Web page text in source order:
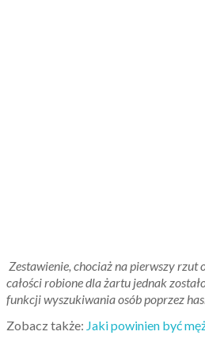
Zestawienie, chociaż na pierwszy rzut
całości robione dla żartu jednak
funkcji wyszukiwania osób poprzez
Zobacz także: Jaki powinien być